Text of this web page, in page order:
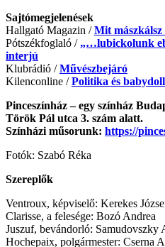
Sajtómegjelenések
Hallgató Magazin / Mit mászkálsz
Pótszékfoglaló / „…lubickolunk
interjú
Klubrádió / Művészbejáró
Kilenconline /Politika és
Pinceszínház – egy színház
Török Pál utca 3. szám alatt.
Színházi műsorunk: https://
Fotók: Szabó Réka
Szereplők
Ventroux, képviselő: Kerekes
Clarisse, a felesége: Bozó Andrea
Juszuf, bevándorló: Samudovszky
Hochepaix, polgármester: Cserna